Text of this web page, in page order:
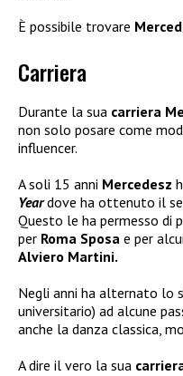
È possibile trovare
Carriera
Durante la sua carriera
non solo posare come
influencer.
A soli 15 anni Mercedesz
Yeardove ha ottenuto il
Questo le ha permesso di
per Roma Sposa e per
Alviero Martini.
Negli anni ha alternato lo
universitario) ad alcune
anche la danza classica,
A dire il vero la sua